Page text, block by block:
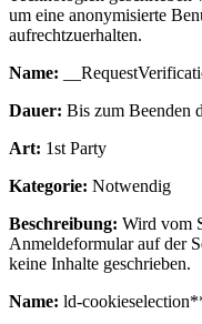
um eine anonymisierte
aufrechtzuerhalten.
Name:
Dauer: Bis zum Beenden
Art: 1st Party
Kategorie: Notwendig
Beschreibung: Wird vom
Anmeldeformular auf der
keine Inhalte geschrieben.
Name: ld-